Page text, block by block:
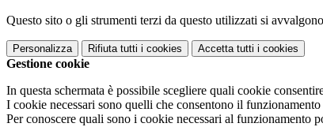
Questo sito o gli strumenti terzi da questo utilizzati si
Personalizza Rifiuta tutti i cookies Accetta tutti i cookies
Gestione cookie
In questa schermata è possibile scegliere quali cookie
I cookie necessari sono quelli che consentono il
Per conoscere quali sono i cookie necessari al funzionamento